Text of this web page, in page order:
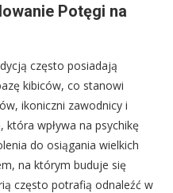
Potęgi na
często posiadają
kibiców, co stanowi
ikoniczni zawodnicy i
wpływa na psychikę
do osiągania wielkich
na którym buduje się
często potrafią odnaleźć w